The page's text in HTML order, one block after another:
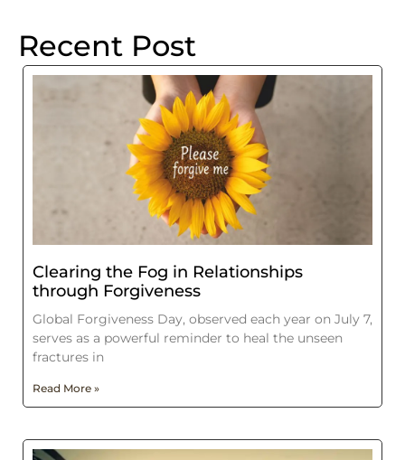
Recent Post
Clearing the Fog in Relationships
through Forgiveness
Global Forgiveness Day, observed each year on July 7,
serves as a powerful reminder to heal the unseen
fractures in
Read More »